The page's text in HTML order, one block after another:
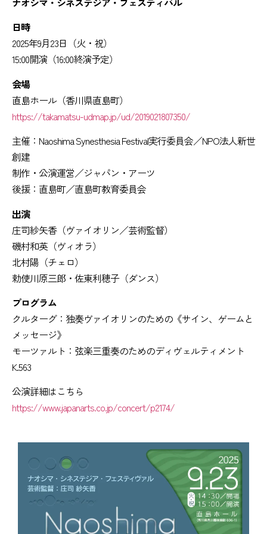
日時
2025年9月23日（火・祝）
15:00開演（16:00終演予定）
会場
直島ホール（香川県直島町）
https://takamatsu-udmap.jp/ud/2019021807350/
主催：Naoshima Synesthesia Festival実行委員会／NPO法人新世
創建
制作・公演運営／ジャパン・アーツ
後援：直島町／直島町教育委員会
出演
庄司紗矢香（ヴァイオリン／芸術監督）
磯村和英（ヴィオラ）
北村陽（チェロ）
勅使川原三郎・佐東利穂子（ダンス）
プログラム
クルターグ：独奏ヴァイオリンのための《サイン、ゲームと
メッセージ》
モーツァルト：弦楽三重奏のためのディヴェルティメント
K.563
公演詳細はこちら
https://www.japanarts.co.jp/concert/p2174/